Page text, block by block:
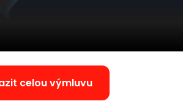
celou výmluvu